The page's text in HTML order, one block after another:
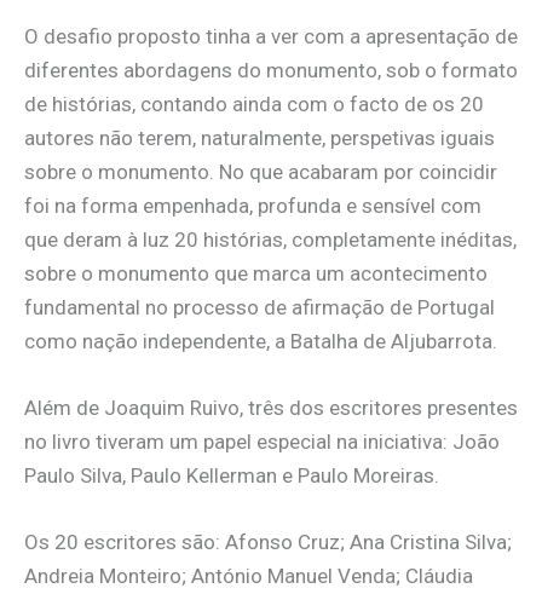
O desafio proposto tinha a ver com a apresentação de
diferentes abordagens do monumento, sob o formato
de histórias, contando ainda com o facto de os 20
autores não terem, naturalmente, perspetivas iguais
sobre o monumento. No que acabaram por coincidir
foi na forma empenhada, profunda e sensível com
que deram à luz 20 histórias, completamente inéditas,
sobre o monumento que marca um acontecimento
fundamental no processo de afirmação de Portugal
como nação independente, a Batalha de Aljubarrota.
Além de Joaquim Ruivo, três dos escritores presentes
no livro tiveram um papel especial na iniciativa: João
Paulo Silva, Paulo Kellerman e Paulo Moreiras.
Os 20 escritores são: Afonso Cruz; Ana Cristina Silva;
Andreia Monteiro; António Manuel Venda; Cláudia